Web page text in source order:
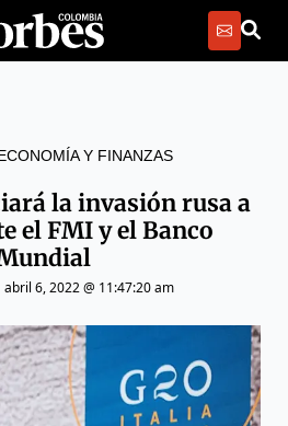
Y FINANZAS
la invasión rusa a
el FMI y el Banco
abril 6, 2022 @ 11:47:20 am